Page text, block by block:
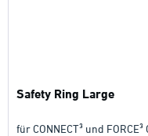
Safety Ring Large
für CONNECT³ und